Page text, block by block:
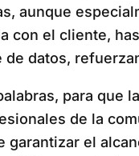
aunque
con el cliente,
datos,
para
de la
el